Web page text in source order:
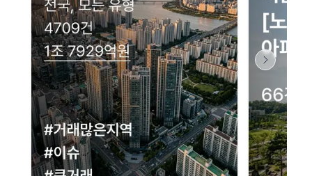
네이버 지도 연결 안내
현재 네이버 지도 연결이 원활하지 않아 지도를 불러올 수 없습니다.
이용에 불편을 드려 죄송합니다.
다시 시도